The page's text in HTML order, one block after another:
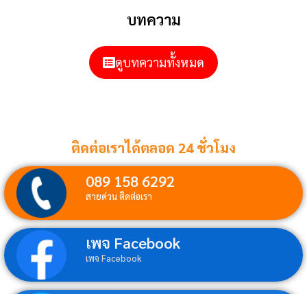
บทความ
ดูบทความทั้งหมด
ติดต่อเราได้ตลอด 24 ชั่วโมง
089 158 6292
สายด่วน ติดต่อเรา
เพจ Facebook
เพจ Facebook